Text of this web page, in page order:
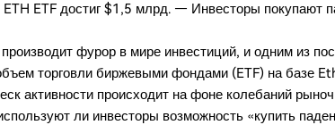
ETF достиг $1,5 млрд. — Инвесторы покупают
фурор в мире инвестиций, и одним из
торговли биржевыми фондами (ETF) на базе
активности происходит на фоне колебаний
ли инвесторы возможность «купить